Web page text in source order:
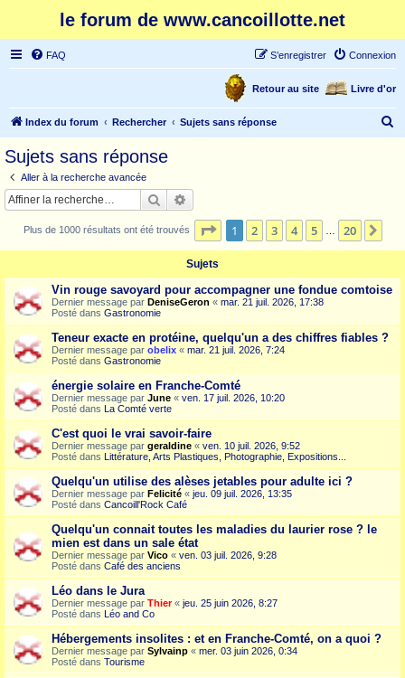
le forum de www.cancoillotte.net
FAQ Connexion
S’enregistrer
Livre d'or
Retour au site
Index du forum Rechercher Sujets sans réponse
c
Sujets sans réponse
Aller à la recherche avancée
Rechercher
Plus de 1000 résultats ont été trouvés Page 1sur20
1 2 3 4 5 20
Sujets
Vin rouge savoyard pour accompagner une fondue comtoise
Dernier message par DeniseGeron « mar. 21 juil. 2026, 17:38
Posté dans Gastronomie
Teneur exacte en protéine, quelqu'un a des chiffres fiables ?
Dernier message par obelix « mar. 21 juil. 2026, 7:24
Posté dans Gastronomie
énergie solaire en Franche-Comté
Dernier message par June « ven. 17 juil. 2026, 10:20
Posté dans La Comté verte
C'est quoi le vrai savoir-faire
Dernier message par geraldine « ven. 10 juil. 2026, 9:52
Posté dans Littérature, Arts Plastiques, Photographie, Expositions...
Quelqu'un utilise des alèses jetables pour adulte ici ?
Dernier message par Felicité « jeu. 09 juil. 2026, 13:35
Posté dans Cancoill'Rock Café
Quelqu'un connait toutes les maladies du laurier rose ? le
mien est dans un sale état
Dernier message par Vico « ven. 03 juil. 2026, 9:28
Posté dans Café des anciens
Léo dans le Jura
Dernier message par Thier« jeu. 25 juin 2026, 8:27
Posté dans Léo and Co
Hébergements insolites : et en Franche-Comté, on a quoi ?
Dernier message par Sylvainp « mer. 03 juin 2026, 0:34
Posté dans Tourisme